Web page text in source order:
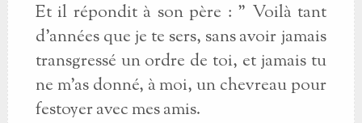
Et il répondit à son père : " Voilà tant
d'années que je te sers, sans avoir jamais
transgressé un ordre de toi, et jamais tu
ne m'as donné, à moi, un chevreau pour
festoyer avec mes amis.